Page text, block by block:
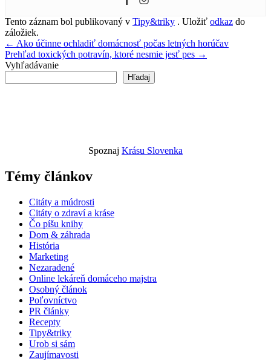
Tento záznam bol publikovaný v Tipy&triky . Uložiť odkaz do
záložiek.
Navigácia
v
← Ako účinne ochladiť domácnosť počas letných horúčav
Prehľad toxických potravín, ktoré nesmie jesť pes →
Vyhľadávanie
Hľadaj
Spoznaj Krásu Slovenka
Témy článkov
Citáty a múdrosti
Citáty o zdraví a kráse
Čo píšu knihy
Dom & záhrada
História
Marketing
Nezaradené
Online lekáreň domáceho majstra
Osobný článok
Poľovníctvo
PR články
Recepty
Tipy&triky
Urob si sám
Zaujímavosti